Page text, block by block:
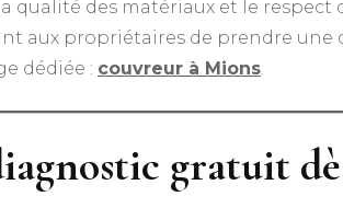
qualité des matériaux et le
aux propriétaires de prendre
dédiée : couvreur à Mions.
gratuit